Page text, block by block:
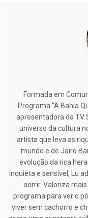
Formada em
Programa “A Bahia
apresentadora da TV
universo da cultura
artista que leva as
mundo e de Jairo
evolução da rica
inquieta e sensível, Lu
sorrir. Valoriza mais
programa para ver o
viver sem cachorro e